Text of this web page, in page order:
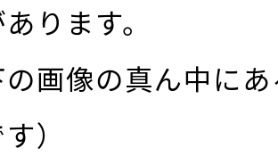
ります。
の画像の真ん中に
）